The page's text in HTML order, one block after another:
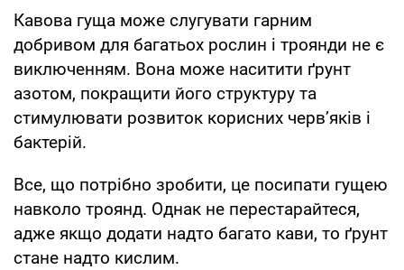
Кавова гуща може слугувати гарним
добривом для багатьох рослин і троянди не є
виключенням. Вона може наситити ґрунт
азотом, покращити його структуру та
стимулювати розвиток корисних черв’яків і
бактерій.
Все, що потрібно зробити, це посипати гущею
навколо троянд. Однак не перестарайтеся,
адже якщо додати надто багато кави, то ґрунт
стане надто кислим.